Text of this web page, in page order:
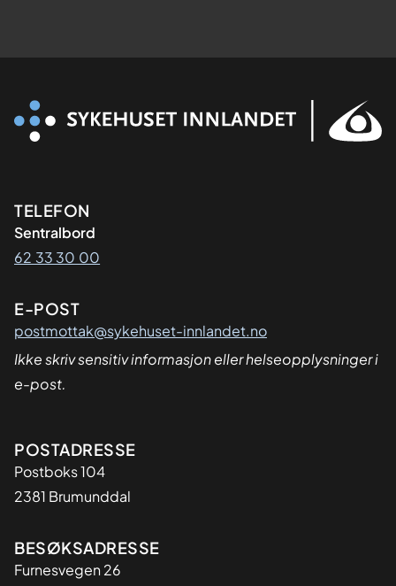
Kontaktinformasjon
TELEFON
Sentralbord
62 33 30 00
E-POST
postmottak@sykehuset-innlandet.no
Ikke skriv sensitiv informasjon eller helseopplysninger i
e-post.
Adresse
POSTADRESSE
Postboks 104
2381 Brumunddal
BESØKSADRESSE
Furnesvegen 26